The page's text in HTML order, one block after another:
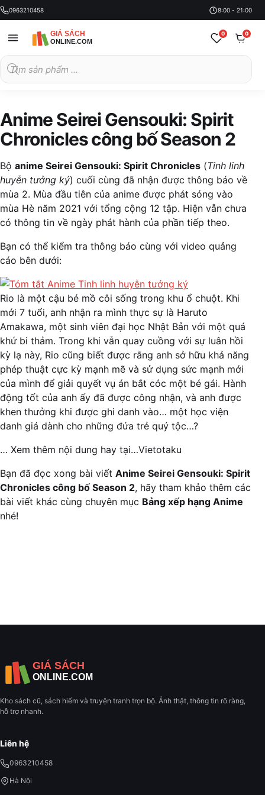
0963210458 8:00 - 21:00
kiếm
sản
0 0
Anime Seirei Gensouki: Spirit
Chronicles công bố Season 2
Bộ anime Seirei Gensouki: Spirit Chronicles (Tinh linh
huyễn tưởng ký) cuối cùng đã nhận được thông báo về
mùa 2. Mùa đầu tiên của anime được phát sóng vào
mùa Hè năm 2021 với tổng cộng 12 tập. Hiện vẫn chưa
có thông tin về ngày phát hành của phần tiếp theo.
Bạn có thể kiểm tra thông báo cùng với video quảng
cáo bên dưới:
Rio là một cậu bé mồ côi sống trong khu ổ chuột. Khi
mới 7 tuổi, anh nhận ra mình thực sự là Haruto
Amakawa, một sinh viên đại học Nhật Bản với một quá
khứ bi thảm. Trong khi vẫn quay cuồng với sự luân hồi
kỳ lạ này, Rio cũng biết được rằng anh sở hữu khả năng
phép thuật cực kỳ mạnh mẽ và sử dụng sức mạnh mới
của mình để giải quyết vụ án bắt cóc một bé gái. Hành
động tốt của anh ấy đã được công nhận, và anh được
khen thưởng khi được ghi danh vào… một học viện
danh giá dành cho những đứa trẻ quý tộc…?
… Xem thêm nội dung hay tại…Vietotaku
Bạn đã đọc xong bài viết Anime Seirei Gensouki: Spirit
Chronicles công bố Season 2, hãy tham khảo thêm các
bài viết khác cùng chuyên mục Bảng xếp hạng Anime
nhé!
Kho sách cũ, sách hiếm và truyện tranh trọn bộ. Ảnh thật, thông tin rõ ràng,
hỗ trợ nhanh.
Liên hệ
0963210458
Hà Nội